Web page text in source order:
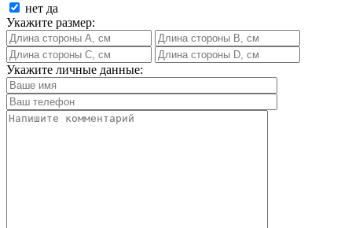
нет да
Укажите размер:
Укажите личные данные: